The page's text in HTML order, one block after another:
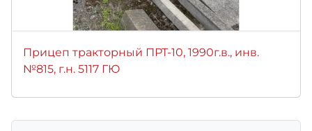
Прицеп тракторный ПРТ-10, 1990г.в., инв.
№815, г.н. 5117 ГЮ